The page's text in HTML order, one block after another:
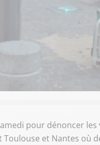
pour dénoncer
et Nantes où